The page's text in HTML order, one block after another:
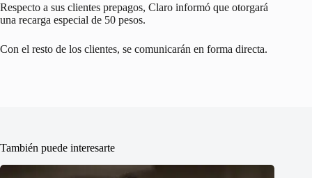
Respecto a sus clientes prepagos, Claro informó que otorgará
una recarga especial de 50 pesos.
Con el resto de los clientes, se comunicarán en forma directa.
También puede interesarte